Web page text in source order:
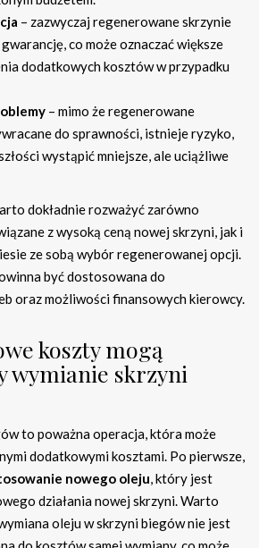
– zazwyczaj regenerowane skrzynie
co może oznaczać większe
dodatkowych kosztów w przypadku
– mimo że regenerowane
do sprawności, istnieje ryzyko,
wystąpić mniejsze, ale uciążliwe
dokładnie rozważyć zarówno
z wysoką ceną nowej skrzyni, jak i
ze sobą wybór regenerowanej opcji.
być dostosowana do
oraz możliwości finansowych kierowcy.
koszty mogą
wymianie skrzyni
to poważna operacja, która może
dodatkowymi kosztami. Po pierwsze,
nowego oleju, który jest
działania nowej skrzyni. Warto
oleju w skrzyni biegów nie jest